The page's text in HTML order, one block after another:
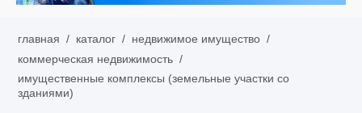
главная / каталог / недвижимое имущество /
коммерческая недвижимость /
имущественные комплексы (земельные участки со
зданиями)